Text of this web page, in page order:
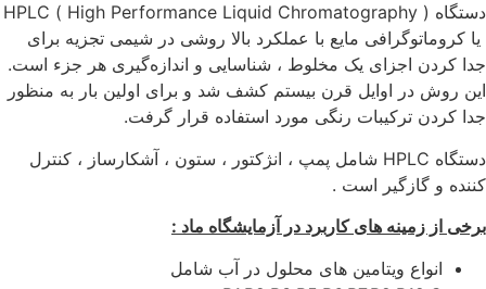
دستگاه ( High Performance Liquid Chromatography ) HPLC
یا کروماتوگرافی مایع با عملکرد بالا روشی در شیمی تجزیه برای
جدا کردن اجزای یک مخلوط ، شناسایی و اندازه‌گیری هر جزء است.
این روش در اوایل قرن بیستم کشف شد و برای اولین بار به منظور
جدا کردن ترکیبات رنگی مورد استفاده قرار گرفت.
دستگاه HPLC شامل پمپ ، انژکتور ، ستون ، آشکارساز ، کنترل
کننده و گازگیر است .
برخی از زمینه های کاربرد در آزمایشگاه ماد :
انواع ویتامین های محلول در آب شامل